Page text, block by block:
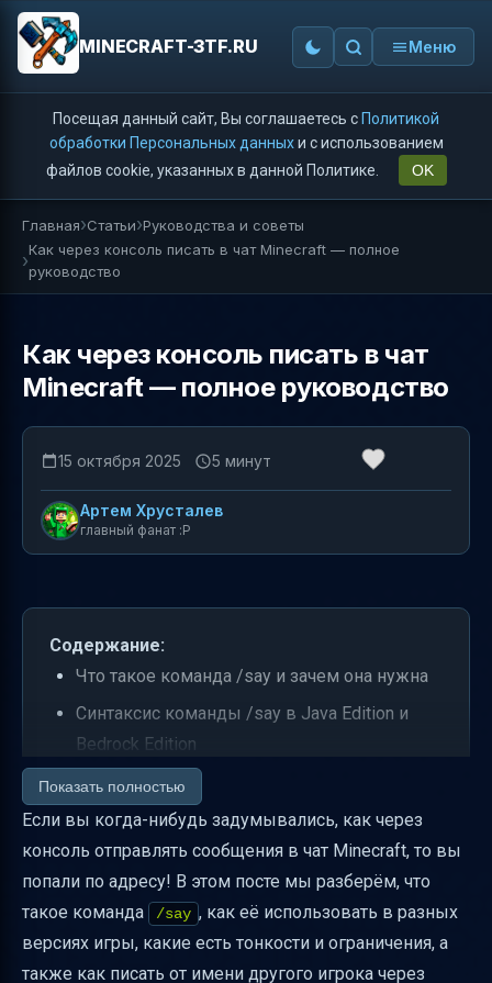
MINECRAFT-3TF.RU Меню
Посещая данный сайт, Вы соглашаетесь с Политикой
обработки Персональных данныхи с использованием
файлов cookie, указанных в данной Политике.
OK
Главная Статьи Руководства и советы
Как через консоль писать в чат Minecraft — полное
руководство
Как через консоль писать в чат
Minecraft — полное руководство
15 октября 2025 5 минут
Артем Хрусталев
главный фанат :P
Содержание:
Что такое команда /say и зачем она нужна
Синтаксис команды /say в Java Edition и
Bedrock Edition
Какие аргументы принимает /say и как их
использовать
Что происходит после успешного
выполнения /say
Практические примеры использования /say
Ограничения и риски использования /say
Показать полностью
Если вы когда-нибудь задумывались, как через
консоль отправлять сообщения в чат Minecraft, то вы
попали по адресу! В этом посте мы разберём, что
такое команда
/say , как её использовать в разных
версиях игры, какие есть тонкости и ограничения, а
также как писать от имени другого игрока через